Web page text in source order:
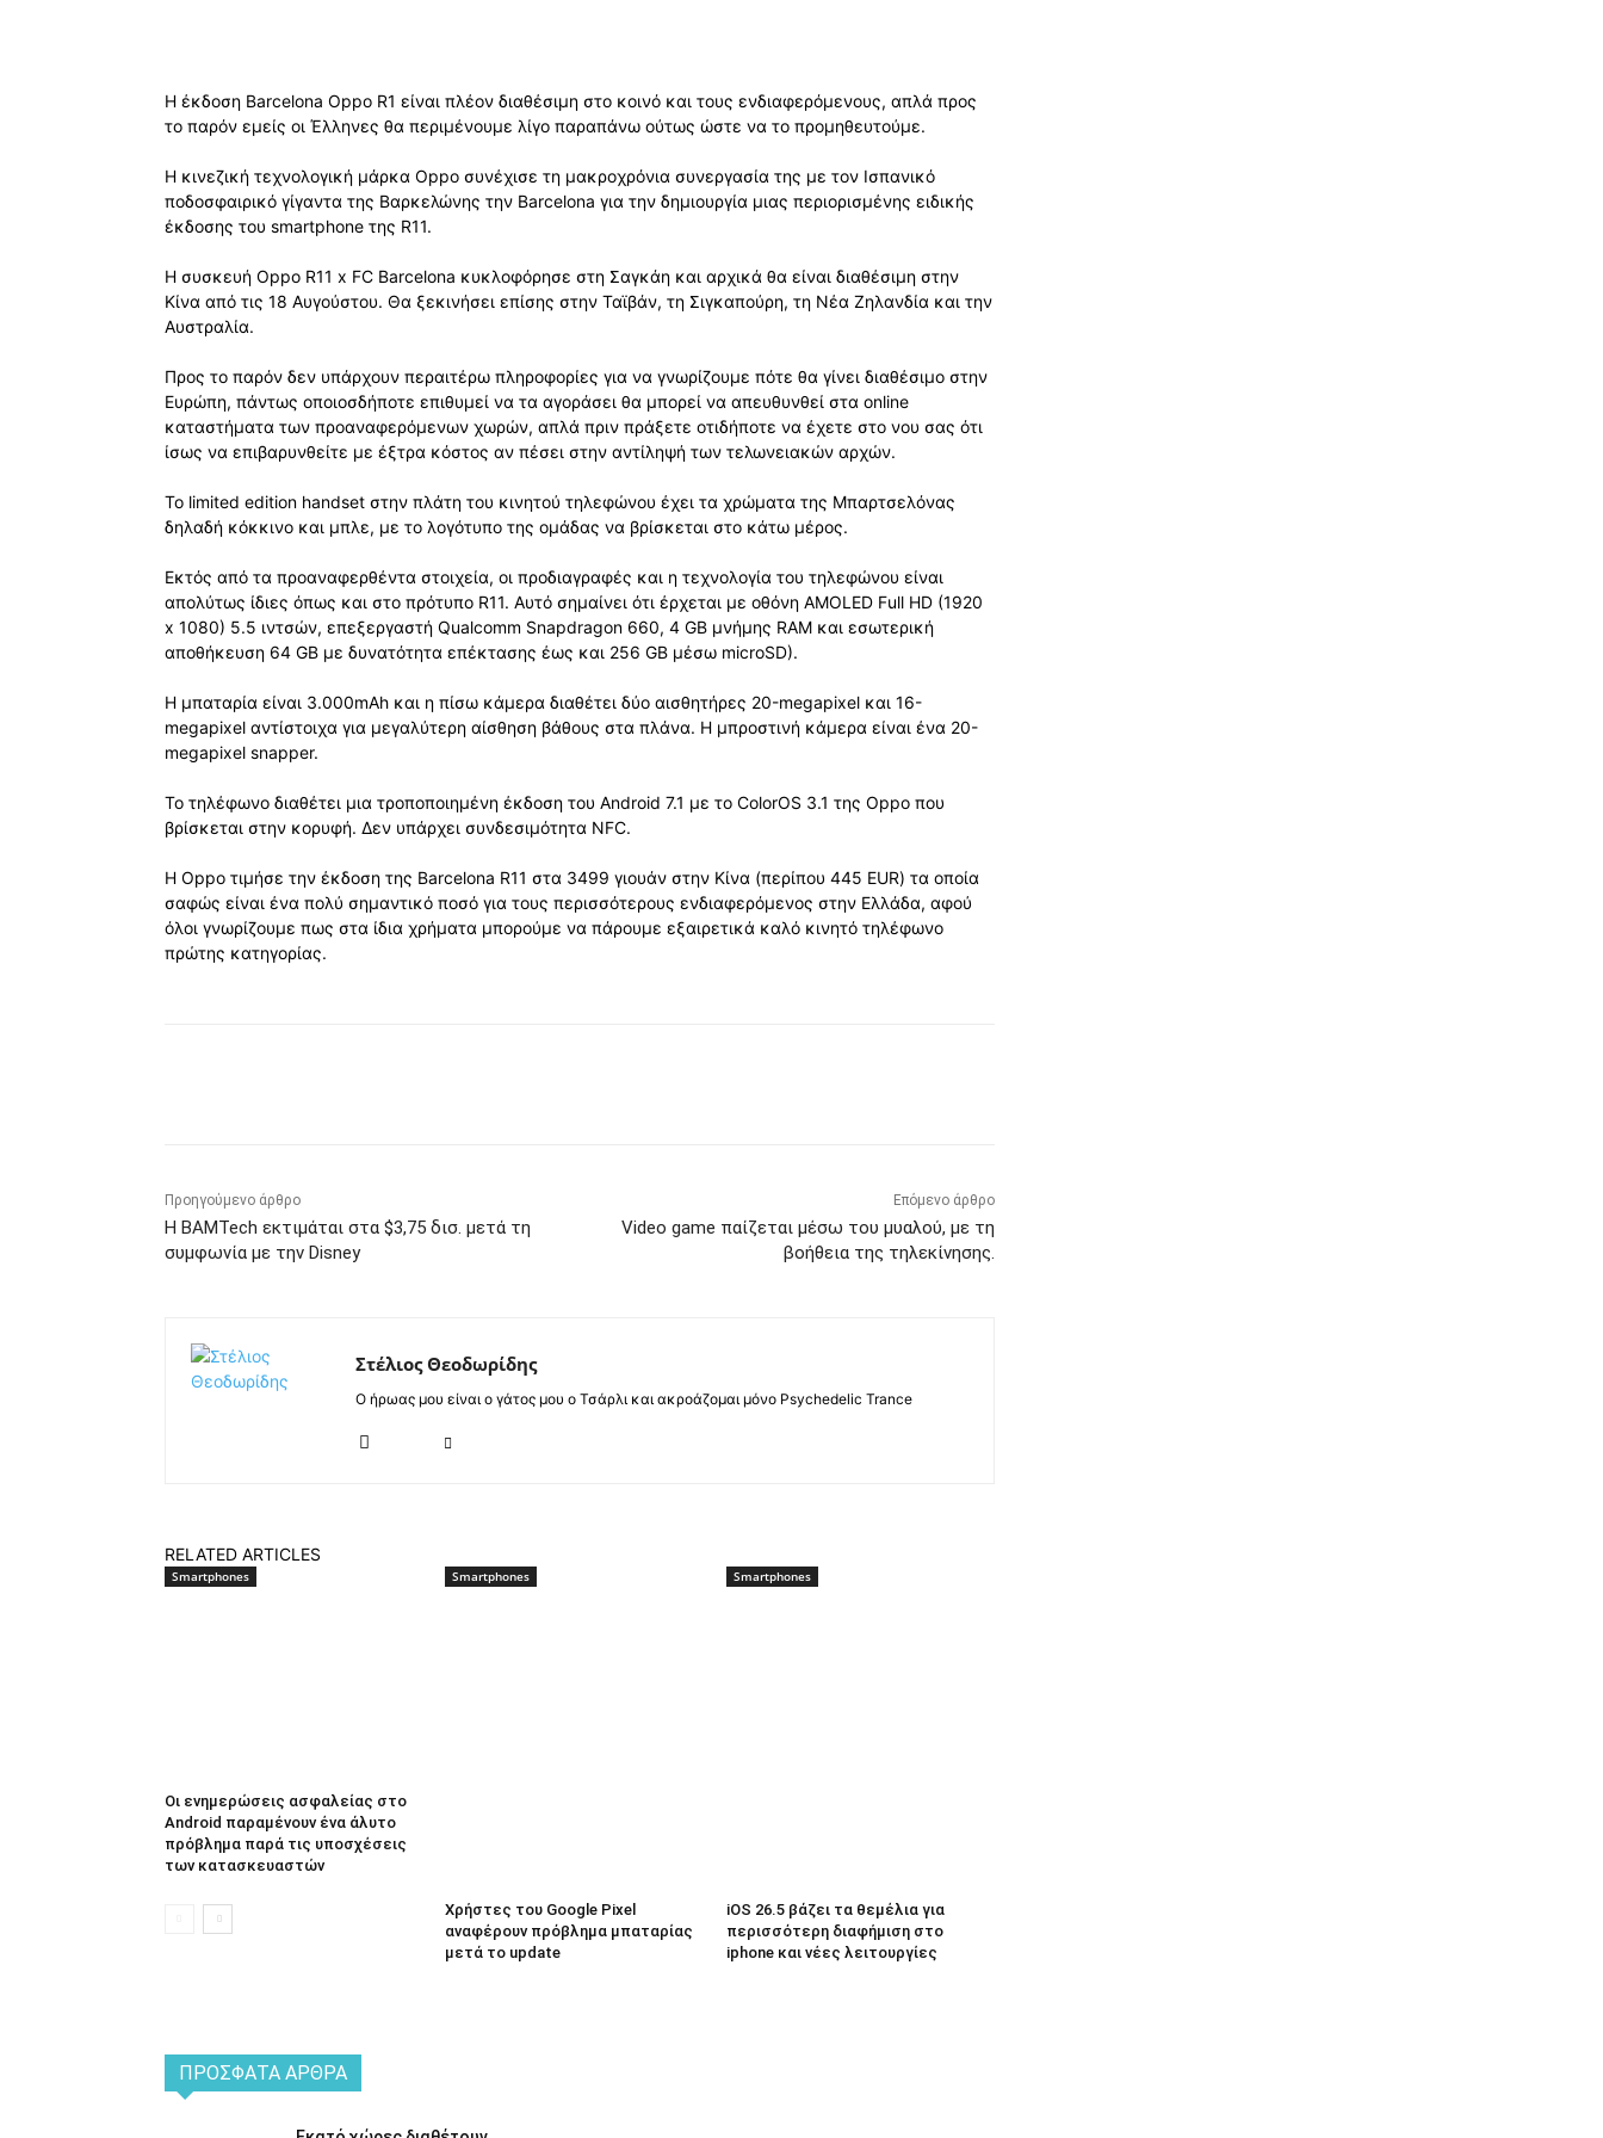
Η έκδοση Barcelona Oppo R1 είναι πλέον διαθέσιμη στο κοινό και τους ενδιαφερόμενους, απλά προς
το παρόν εμείς οι Έλληνες θα περιμένουμε λίγο παραπάνω ούτως ώστε να το προμηθευτούμε.
Η κινεζική τεχνολογική μάρκα Oppo συνέχισε τη μακροχρόνια συνεργασία της με τον Ισπανικό
ποδοσφαιρικό γίγαντα της Βαρκελώνης την Barcelona για την δημιουργία μιας περιορισμένης ειδικής
έκδοσης του smartphone της R11.
Η συσκευή Oppo R11 x FC Barcelona κυκλοφόρησε στη Σαγκάη και αρχικά θα είναι διαθέσιμη στην
Κίνα από τις 18 Αυγούστου. Θα ξεκινήσει επίσης στην Ταϊβάν, τη Σιγκαπούρη, τη Νέα Ζηλανδία και την
Αυστραλία.
Προς το παρόν δεν υπάρχουν περαιτέρω πληροφορίες για να γνωρίζουμε πότε θα γίνει διαθέσιμο στην
Ευρώπη, πάντως οποιοσδήποτε επιθυμεί να τα αγοράσει θα μπορεί να απευθυνθεί στα online
καταστήματα των προαναφερόμενων χωρών, απλά πριν πράξετε οτιδήποτε να έχετε στο νου σας ότι
ίσως να επιβαρυνθείτε με έξτρα κόστος αν πέσει στην αντίληψή των τελωνειακών αρχών.
Το limited edition handset στην πλάτη του κινητού τηλεφώνου έχει τα χρώματα της Μπαρτσελόνας
δηλαδή κόκκινο και μπλε, με το λογότυπο της ομάδας να βρίσκεται στο κάτω μέρος.
Εκτός από τα προαναφερθέντα στοιχεία, οι προδιαγραφές και η τεχνολογία του τηλεφώνου είναι
απολύτως ίδιες όπως και στο πρότυπο R11. Αυτό σημαίνει ότι έρχεται με οθόνη AMOLED Full HD (1920
x 1080) 5.5 ιντσών, επεξεργαστή Qualcomm Snapdragon 660, 4 GB μνήμης RAM και εσωτερική
αποθήκευση 64 GB με δυνατότητα επέκτασης έως και 256 GB μέσω microSD).
Η μπαταρία είναι 3.000mAh και η πίσω κάμερα διαθέτει δύο αισθητήρες 20-megapixel και 16-
megapixel αντίστοιχα για μεγαλύτερη αίσθηση βάθους στα πλάνα. Η μπροστινή κάμερα είναι ένα 20-
megapixel snapper.
Το τηλέφωνο διαθέτει μια τροποποιημένη έκδοση του Android 7.1 με το ColorOS 3.1 της Oppo που
βρίσκεται στην κορυφή. Δεν υπάρχει συνδεσιμότητα NFC.
Η Oppo τιμήσε την έκδοση της Barcelona R11 στα 3499 γιουάν στην Κίνα (περίπου 445 EUR) τα οποία
σαφώς είναι ένα πολύ σημαντικό ποσό για τους περισσότερους ενδιαφερόμενος στην Ελλάδα, αφού
όλοι γνωρίζουμε πως στα ίδια χρήματα μπορούμε να πάρουμε εξαιρετικά καλό κινητό τηλέφωνο
πρώτης κατηγορίας.
Προηγούμενο άρθρο
Η BAMTech εκτιμάται στα $3,75 δισ. μετά τη
συμφωνία με την Disney
Επόμενο άρθρο
Video game παίζεται μέσω του μυαλού, με τη
βοήθεια της τηλεκίνησης.
Στέλιος Θεοδωρίδης
Ο ήρωας μου είναι ο γάτος μου ο Τσάρλι και ακροάζομαι μόνο Psychedelic Trance
RELATED ARTICLES
Smartphones
Οι ενημερώσεις ασφαλείας στο
Android παραμένουν ένα άλυτο
πρόβλημα παρά τις υποσχέσεις
των κατασκευαστών
Smartphones
Χρήστες του Google Pixel
αναφέρουν πρόβλημα μπαταρίας
μετά το update
Smartphones
iOS 26.5 βάζει τα θεμέλια για
περισσότερη διαφήμιση στο
iphone και νέες λειτουργίες
ΠΡΌΣΦΑΤΑ ΆΡΘΡΑ